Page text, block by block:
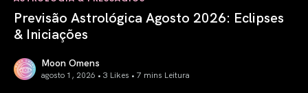
Previsão Astrológica Agosto 2026: Eclipses
& Iniciações
Moon Omens
agosto 1, 2026 • 3 Likes • 7 mins Leitura